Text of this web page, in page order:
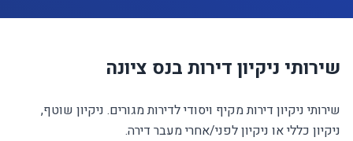
שירותי ניקיון דירות בנס ציונה
שירותי ניקיון דירות מקיף ויסודי לדירות מגורים. ניקיון שוטף,
ניקיון כללי או ניקיון לפני/אחרי מעבר דירה.